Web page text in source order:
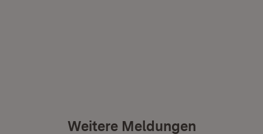
Weitere Meldungen